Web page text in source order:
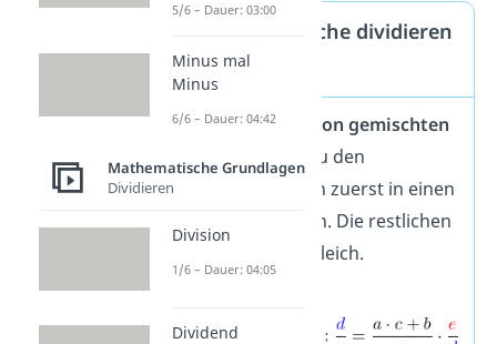
Gemischte Brüche dividieren
— Merke
Bei derDivision von gemischten
Brüchen
musst du den
gemischten Bruch zuerst in einen
Bruch umwandeln. Die restlichen
Schritte bleiben gleich.
5/6 – Dauer: 03:00
Minus mal
Minus
6/6 – Dauer: 04:42
Mathematische Grundlagen
Dividieren
Division
1/6 – Dauer: 04:05
Dividend